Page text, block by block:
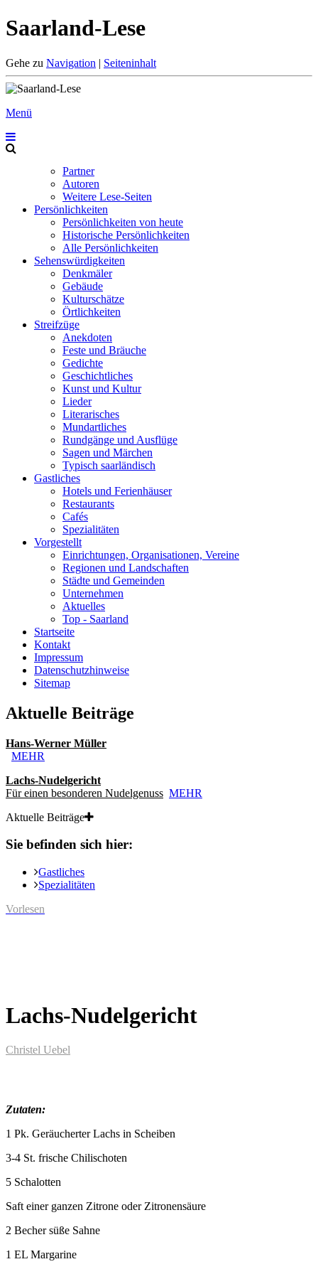
Saarland-Lese
Gehe zu Navigation | Seiteninhalt
Menü
Partner
Autoren
Weitere Lese-Seiten
Persönlichkeiten
Persönlichkeiten von heute
Historische Persönlichkeiten
Alle Persönlichkeiten
Sehenswürdigkeiten
Denkmäler
Gebäude
Kulturschätze
Örtlichkeiten
Streifzüge
Anekdoten
Feste und Bräuche
Gedichte
Geschichtliches
Kunst und Kultur
Lieder
Literarisches
Mundartliches
Rundgänge und Ausflüge
Sagen und Märchen
Typisch saarländisch
Gastliches
Hotels und Ferienhäuser
Restaurants
Cafés
Spezialitäten
Vorgestellt
Einrichtungen, Organisationen, Vereine
Regionen und Landschaften
Städte und Gemeinden
Unternehmen
Aktuelles
Top - Saarland
Startseite
Kontakt
Impressum
Datenschutzhinweise
Sitemap
Aktuelle Beiträge
Hans-Werner Müller
MEHR
Lachs-Nudelgericht
Für einen besonderen Nudelgenuss MEHR
Aktuelle Beiträge
Sie befinden sich hier:
Gastliches
Spezialitäten
Vorlesen
Lachs-Nudelgericht
Christel Uebel
Zutaten:
1 Pk. Geräucherter Lachs in Scheiben
3-4 St. frische Chilischoten
5 Schalotten
Saft einer ganzen Zitrone oder Zitronensäure
2 Becher süße Sahne
1 EL Margarine